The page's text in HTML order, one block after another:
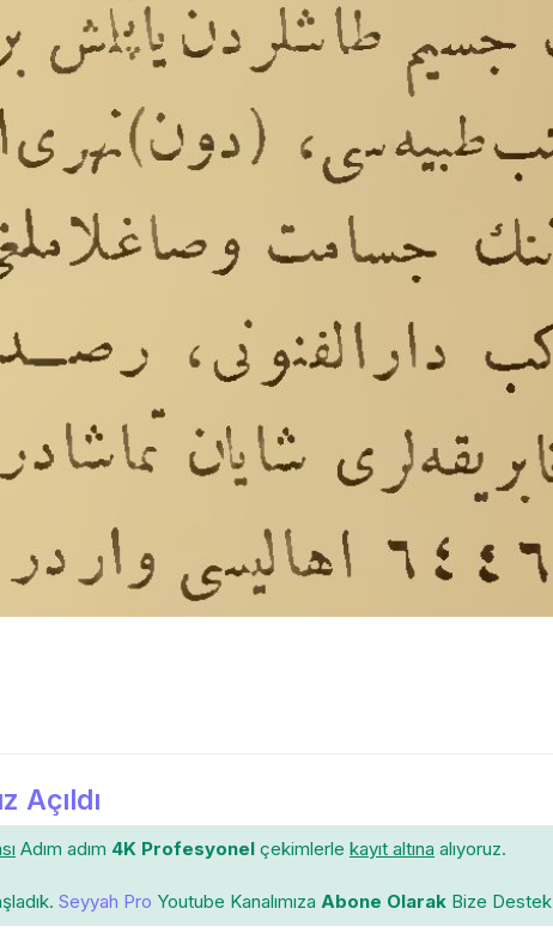
Açıldı
Adım adım 4K Profesyonel çekimlerle kayıt altına alıyoruz.
Seyyah Pro Youtube Kanalımıza Abone Olarak Bize Destek